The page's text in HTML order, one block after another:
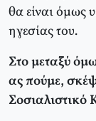
θα είναι όμως
ηγεσίας του.
Στο μεταξύ
ας πούμε,
Σοσιαλιστικό